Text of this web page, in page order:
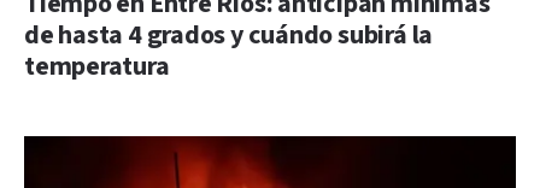
de hasta 4 grados y cuándo subirá la
temperatura